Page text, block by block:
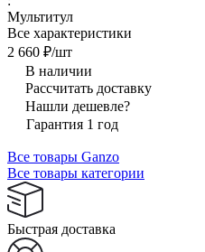
Мультитул
Все характеристики
2 660 ₽/шт
В наличии
Рассчитать доставку
Нашли дешевле?
Гарантия 1 год
Все товары Ganzo
Все товары категории
Быстрая доставка